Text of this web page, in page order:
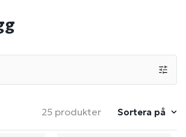
25 produkter Sortera på